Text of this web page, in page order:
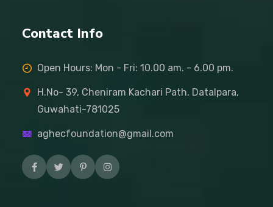
Contact Info
Open Hours: Mon - Fri: 10.00 am. - 6.00 pm.
H.No- 39, Cheniram Kachari Path, Datalpara,
Guwahati-781025
aghecfoundation@gmail.com